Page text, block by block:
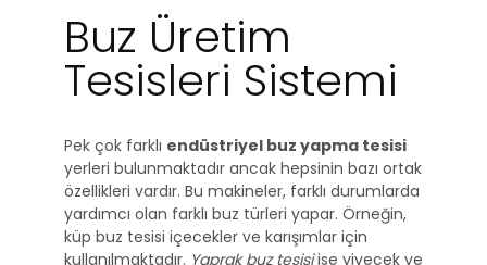
Buz Üretim
Tesisleri Sistemi
Pek çok farklı endüstriyel buz yapma tesisi
yerleri bulunmaktadır ancak hepsinin bazı ortak
özellikleri vardır. Bu makineler, farklı durumlarda
yardımcı olan farklı buz türleri yapar. Örneğin,
küp buz tesisi içecekler ve karışımlar için
kullanılmaktadır. Yaprak buz tesisiise yiyecek ve